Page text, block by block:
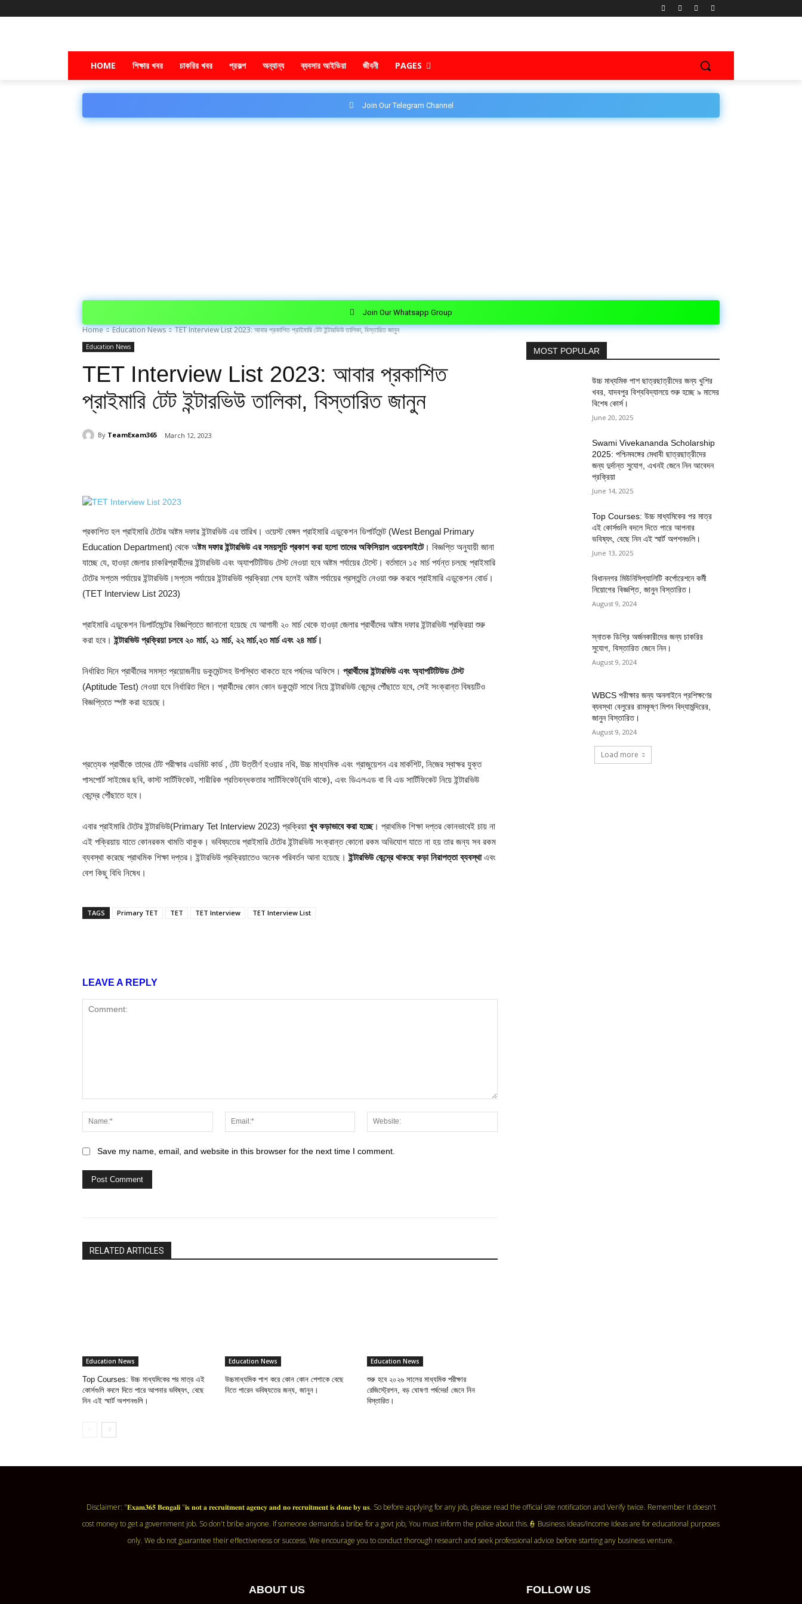
HOME শিক্ষার খবর চাকরির খবর প্রকল্প অন্যান্য ব্যবসার আইডিয়া জীবনী PAGES
Join Our Telegram Channel
Join Our Whatsapp Group
Home Education News TET Interview List 2023: আবার প্রকাশিত প্রাইমারি টেট ইন্টারভিউ তালিকা, বিস্তারিত জানুন
Education News
TET Interview List 2023: আবার প্রকাশিত
প্রাইমারি টেট ইন্টারভিউ তালিকা, বিস্তারিত জানুন
By TeamExam365 March 12, 2023
প্রকাশিত হল প্রাইমারি টেটের অষ্টম দফার ইন্টারভিউ এর তারিখ। ওয়েস্ট বেঙ্গল প্রাইমারি এডুকেশন ডিপার্টমেন্ট (West Bengal Primary
Education Department) থেকে অষ্টম দফার ইন্টারভিউ এর সময়সূচি প্রকাশ করা হলো তাদের অফিসিয়াল ওয়েবসাইটে। বিজ্ঞপ্তি অনুযায়ী জানা
যাচ্ছে যে, হাওড়া জেলার চাকরিপ্রার্থীদের ইন্টারভিউ এবং অ্যাপটিটিউড টেস্ট নেওয়া হবে অষ্টম পর্যায়ের টেস্টে। বর্তমানে ১৫ মার্চ পর্যন্ত চলছে প্রাইমারি
টেটের সপ্তম পর্যায়ের ইন্টারভিউ।সপ্তম পর্যায়ের ইন্টারভিউ প্রক্রিয়া শেষ হলেই অষ্টম পর্যায়ের প্রস্তুতি নেওয়া শুরু করবে প্রাইমারি এডুকেশন বোর্ড।
(TET Interview List 2023)
প্রাইমারি এডুকেশন ডিপার্টমেন্টের বিজ্ঞপ্তিতে জানানো হয়েছে যে আগামী ২০ মার্চ থেকে হাওড়া জেলার প্রার্থীদের অষ্টম দফার ইন্টারভিউ প্রক্রিয়া শুরু
করা হবে।ইন্টারভিউ প্রক্রিয়া চলবে ২০ মার্চ, ২১ মার্চ, ২২ মার্চ,২৩ মার্চ এবং ২৪ মার্চ।
নির্ধারিত দিনে প্রার্থীদের সমস্ত প্রয়োজনীয় ডকুমেন্টসহ উপস্থিত থাকতে হবে পর্ষদের অফিসে। প্রার্থীদের ইন্টারভিউ এবং অ্যাপটিটিউড টেস্ট
(Aptitude Test) নেওয়া হবে নির্ধারিত দিনে। প্রার্থীদের কোন কোন ডকুমেন্ট সাথে নিয়ে ইন্টারভিউ কেন্দ্রে পৌঁছাতে হবে, সেই সংক্রান্ত বিষয়টিও
বিজ্ঞপ্তিতে স্পষ্ট করা হয়েছে।
প্রত্যেক প্রার্থীকে তাদের টেট পরীক্ষার এডমিট কার্ড , টেট উত্তীর্ণ হওয়ার নথি, উচ্চ মাধ্যমিক এবং গ্রাজুয়েশন এর মার্কশিট, নিজের স্বাক্ষর যুক্ত
পাসপোর্ট সাইজের ছবি, কাস্ট সার্টিফিকেট, শারীরিক প্রতিবন্ধকতার সার্টিফিকেট(যদি থাকে), এবং ডিএলএড বা বি এড সার্টিফিকেট নিয়ে ইন্টারভিউ
কেন্দ্রে পৌঁছাতে হবে।
এবার প্রাইমারি টেটের ইন্টারভিউ(Primary Tet Interview 2023) প্রক্রিয়া খুব কড়াভাবে করা হচ্ছে। প্রাথমিক শিক্ষা দপ্তর কোনভাবেই চায় না
এই পক্রিয়ায় যাতে কোনরকম খামতি থাকুক। ভবিষ্যতের প্রাইমারি টেটের ইন্টারভিউ সংক্রান্ত কোনো রকম অভিযোগ যাতে না হয় তার জন্য সব রকম
ব্যবস্থা করেছে প্রাথমিক শিক্ষা দপ্তর। ইন্টারভিউ প্রক্রিয়াতেও অনেক পরিবর্তন আনা হয়েছে।ইন্টারভিউ কেন্দ্রে থাকছে কড়া নিরাপত্তা ব্যবস্থাএবং
বেশ কিছু বিধি নিষেধ।
TAGS Primary TET TET TET Interview TET Interview List
LEAVE A REPLY
Name:*
Email:*
Save my name, email, and website in this browser for the next time I comment.
RELATED ARTICLES
Education News
Top Courses: উচ্চ মাধ্যমিকের পর মাত্র এই
কোর্সগুলি বদলে দিতে পারে আপনার ভবিষ্যৎ, বেছে
নিন এই স্মার্ট অপশনগুলি।
Education News
উচ্চমাধ্যমিক পাশ করে কোন কোন পেশাকে বেছে
নিতে পারেন ভবিষ্যতের জন্য, জানুন।
Education News
শুরু হবে ২০২৬ সালের মাধ্যমিক পরীক্ষার
রেজিস্ট্রেশন, বড় ঘোষণা পর্ষদের! জেনে নিন
বিস্তারিত।
MOST POPULAR
উচ্চ মাধ্যমিক পাশ ছাত্রছাত্রীদের জন্য খুশির
খবর, যাদবপুর বিশ্ববিদ্যালয়ে শুরু হচ্ছে ৯ মাসের
বিশেষ কোর্স।
June 20, 2025
Swami Vivekananda Scholarship
2025: পশ্চিমবঙ্গের মেধাবী ছাত্রছাত্রীদের
জন্য দুর্দান্ত সুযোগ, এখনই জেনে নিন আবেদন
প্রক্রিয়া
June 14, 2025
Top Courses: উচ্চ মাধ্যমিকের পর মাত্র
এই কোর্সগুলি বদলে দিতে পারে আপনার
ভবিষ্যৎ, বেছে নিন এই স্মার্ট অপশনগুলি।
June 13, 2025
বিধাননগর মিউনিসিপ্যালিটি কর্পোরেশনে কর্মী
নিয়োগের বিজ্ঞপ্তি, জানুন বিস্তারিত।
August 9, 2024
স্নাতক ডিগ্রি অর্জনকারীদের জন্য চাকরির
সুযোগ, বিস্তারিত জেনে নিন।
August 9, 2024
WBCS পরীক্ষার জন্য অনলাইনে প্রশিক্ষণের
ব্যবস্থা বেলুরের রামকৃষ্ণ মিশন বিদ্যামন্দিরের,
জানুন বিস্তারিত।
August 9, 2024
Load more
Disclaimer: "𝐄𝐱𝐚𝐦𝟑𝟔𝟓 𝐁𝐞𝐧𝐠𝐚𝐥𝐢 "𝐢𝐬 𝐧𝐨𝐭 𝐚 𝐫𝐞𝐜𝐫𝐮𝐢𝐭𝐦𝐞𝐧𝐭 𝐚𝐠𝐞𝐧𝐜𝐲 𝐚𝐧𝐝 𝐧𝐨 𝐫𝐞𝐜𝐫𝐮𝐢𝐭𝐦𝐞𝐧𝐭 𝐢𝐬 𝐝𝐨𝐧𝐞 𝐛𝐲 𝐮𝐬. So before applying for any job, please read the official site notification and Verify twice. Remember it doesn't
cost money to get a government job. So don't bribe anyone. If someone demands a bribe for a govt job, You must inform the police about this.👮 Business ideas/Income Ideas are for educational purposes
only. We do not guarantee their effectiveness or success. We encourage you to conduct thorough research and seek professional advice before starting any business venture.
ABOUT US FOLLOW US